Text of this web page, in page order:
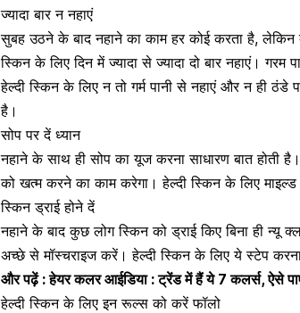
ज्यादा बार न नहाएं
सुबह उठने के बाद नहाने का काम हर कोई करता है, लेकिन
स्किन के लिए दिन में ज्यादा से ज्यादा दो बार नहाएं।गरम
हेल्दी स्किन के लिए न तो गर्म पानी से नहाएं और न ही ठंडे
है।
सोप पर दें ध्यान
नहाने के साथ ही सोप का यूज करना साधारण बात
को खत्म करने का काम करेगा। हेल्दी स्किन के लिए
स्किन ड्राई होने दें
नहाने के बाद कुछ लोग स्किन को ड्राई किए बिना ही
अच्छे से मॉस्चराइज करें। हेल्दी स्किन के लिए ये स्टेप
और पढ़ें :हेयर कलर आईडिया : ट्रेंड में हैं ये 7 कलर्स, ऐसे
हेल्दी स्किन के लिए इन रूल्स को करें फॉलो